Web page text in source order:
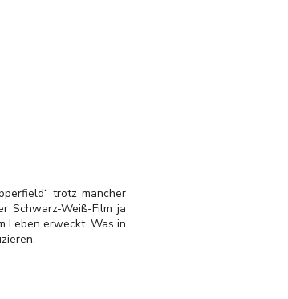
trotz mancher
Schwarz-Weiß-Film ja
Leben erweckt. Was in